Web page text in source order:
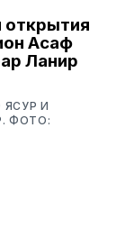
открытия
Асаф
Ланир
И
ФОТО: